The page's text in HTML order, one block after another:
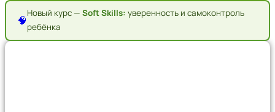
🧠
Новый курс — Soft Skills: уверенность и самоконтроль
ребёнка